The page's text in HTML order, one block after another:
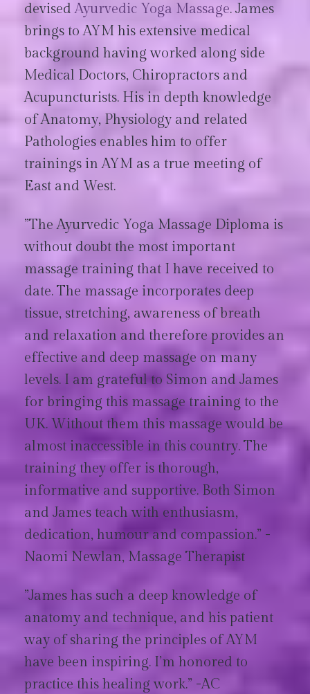
devisedAyurvedic Yoga Massage. James
brings to AYM his extensive medical
background having worked along side
Medical Doctors, Chiropractors and
Acupuncturists. His in depth knowledge
of Anatomy, Physiology and related
Pathologies enables him to offer
trainings in AYM as a true meeting of
East and West.
”The Ayurvedic Yoga Massage Diploma is
without doubt the most important
massage training that I have received to
date. The massage incorporates deep
tissue, stretching, awareness of breath
and relaxation and therefore provides an
effective and deep massage on many
levels. I am grateful to Simon and James
for bringing this massage training to the
UK. Without them this massage would be
almost inaccessible in this country. The
training they offer is thorough,
informative and supportive. Both Simon
and James teach with enthusiasm,
dedication, humour and compassion.” -
Naomi Newlan, Massage Therapist
”James has such a deep knowledge of
anatomy and technique, and his patient
way of sharing the principles of AYM
have been inspiring. I’m honored to
practice this healing work.” -AC